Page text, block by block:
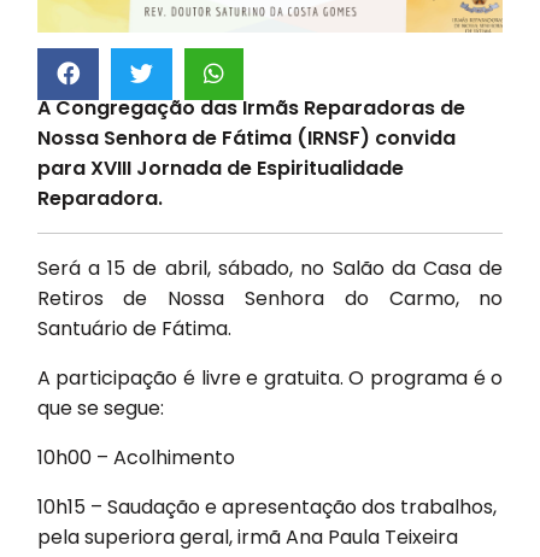
A Congregação das Irmãs Reparadoras de
Nossa Senhora de Fátima (IRNSF) convida
para XVIII Jornada de Espiritualidade
Reparadora.
Será a 15 de abril, sábado, no Salão da Casa de
Retiros de Nossa Senhora do Carmo, no
Santuário de Fátima.
A participação é livre e gratuita. O programa é o
que se segue:
10h00 – Acolhimento
10h15 – Saudação e apresentação dos trabalhos,
pela superiora geral, irmã Ana Paula Teixeira